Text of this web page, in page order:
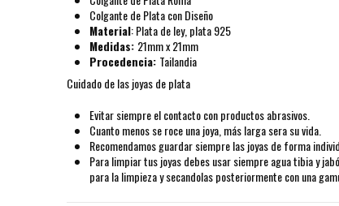
Colgante de Plata con Diseño
Material: Plata de ley, plata 925
Medidas: 21mm x 21mm
Procedencia: Tailandia
Cuidado de las joyas de plata
Evitar siempre el contacto con productos abrasivos.
Cuanto menos se roce una joya, más larga sera su vida.
Recomendamos guardar siempre las joyas de forma
Para limpiar tus joyas debes usar siempre agua tibia y
para la limpieza y secandolas posteriormente con una